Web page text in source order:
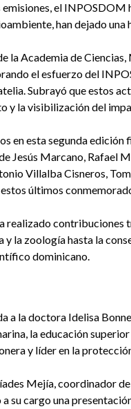
el INPOSDOM
han dejado
la Academia de
el esfuerzo del
Subrayó que estos
y la visibilización del
en esta segunda
Jesús Marcano, Rafael
Villalba Cisneros,
últimos
realizado contribuciones
la zoología hasta la
dominicano.
a la doctora Idelisa
la educación
y líder en la
Mejía, coordinador
su cargo una